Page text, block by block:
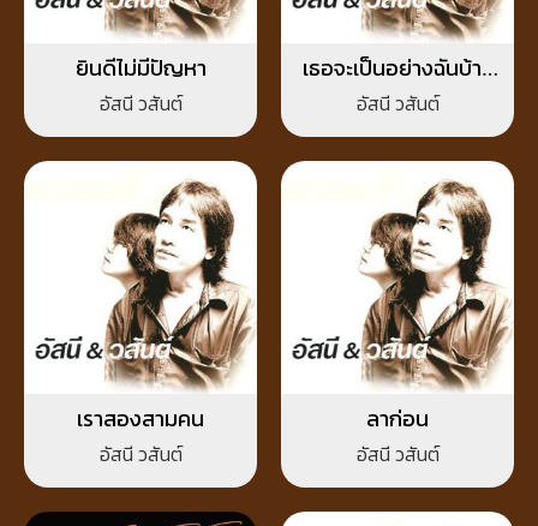
ยินดีไม่มีปัญหา
อัสนี วสันต์
เธอจะเป็นอย่างฉันบ้าง
หรือเปล่า?
อัสนี วสันต์
เราสองสามคน
อัสนี วสันต์
ลาก่อน
อัสนี วสันต์